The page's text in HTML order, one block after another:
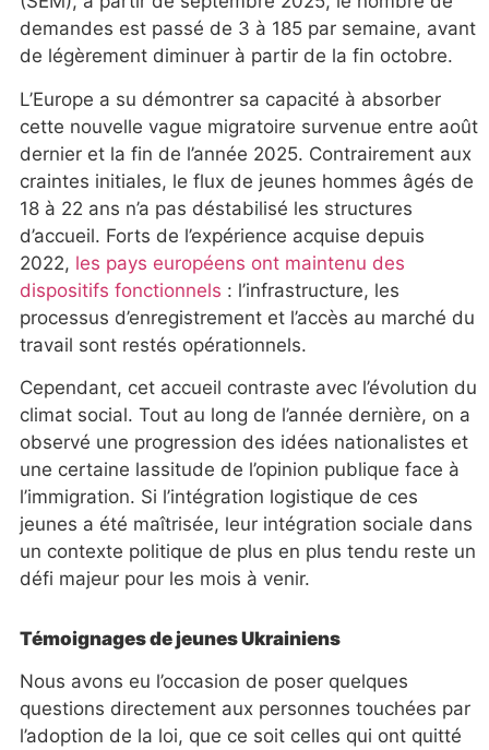
demandes est passé de 3 à 185 par semaine, avant
de légèrement diminuer à partir de la fin octobre.
L’Europe a su démontrer sa capacité à absorber
cette nouvelle vague migratoire survenue entre août
dernier et la fin de l’année 2025. Contrairement aux
craintes initiales, le flux de jeunes hommes âgés de
18 à 22 ans n’a pas déstabilisé les structures
d’accueil. Forts de l’expérience acquise depuis
2022, les pays européens ont maintenu des
dispositifs fonctionnels : l’infrastructure, les
processus d’enregistrement et l’accès au marché du
travail sont restés opérationnels.
Cependant, cet accueil contraste avec l’évolution du
climat social. Tout au long de l’année dernière, on a
observé une progression des idées nationalistes et
une certaine lassitude de l’opinion publique face à
l’immigration. Si l’intégration logistique de ces
jeunes a été maîtrisée, leur intégration sociale dans
un contexte politique de plus en plus tendu reste un
défi majeur pour les mois à venir.
Témoignages de jeunes Ukrainiens
Nous avons eu l’occasion de poser quelques
questions directement aux personnes touchées par
l’adoption de la loi, que ce soit celles qui ont quitté